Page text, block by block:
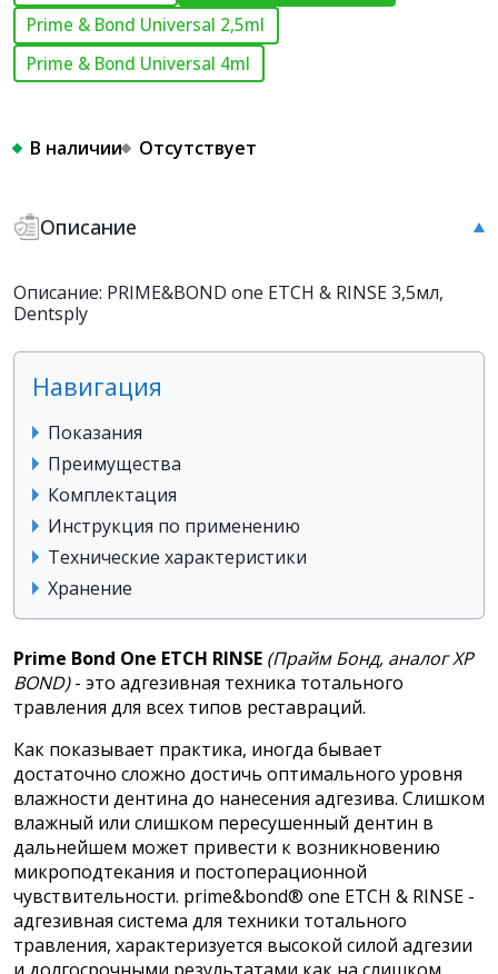
Prime & Bond Universal 2,5ml
Prime & Bond Universal 4ml
В наличии Отсутствует
Описание
Описание: PRIME&BOND one ETCH & RINSE 3,5мл,
Dentsply
Навигация
Показания
Преимущества
Комплектация
Инструкция по применению
Технические характеристики
Хранение
Prime Bond One ETCH RINSE (Прайм Бонд, аналог XP
BOND)- это адгезивная техника тотального
травления для всех типов реставраций.
Как показывает практика, иногда бывает
достаточно сложно достичь оптимального уровня
влажности дентина до нанесения адгезива. Слишком
влажный или слишком пересушенный дентин в
дальнейшем может привести к возникновению
микроподтекания и постоперационной
чувствительности. prime&bond® one ETCH & RINSE -
адгезивная система для техники тотального
травления, характеризуется высокой силой адгезии